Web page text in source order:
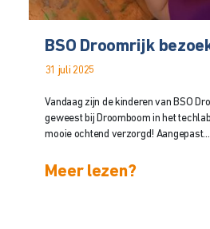
BSO Droomrijk
31 juli 2025
Vandaag zijn de kinderen van BSO
geweest bij Droomboom in het
mooie ochtend verzorgd! Aangepast...
Meer lezen?